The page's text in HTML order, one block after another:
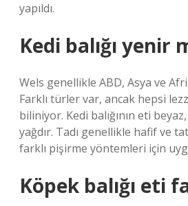
yapıldı.
Kedi balığı yenir
Wels genellikle ABD, Asya ve
Farklı türler var, ancak hepsi
biliniyor. Kedi balığının eti
yağdır. Tadı genellikle hafif ve
farklı pişirme yöntemleri için
Köpek balığı eti